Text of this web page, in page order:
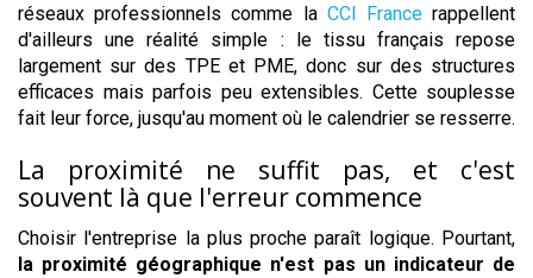
réseaux professionnels comme la CCI Francerappellent
d'ailleurs une réalité simple : le tissu français repose
largement sur des TPE et PME, donc sur des structures
efficaces mais parfois peu extensibles. Cette souplesse
fait leur force, jusqu'au moment où le calendrier se resserre.
La proximité ne suffit pas, et c'est
souvent là que l'erreur commence
Choisir l'entreprise la plus proche paraît logique. Pourtant,
la proximité géographique n'est pas un indicateur de